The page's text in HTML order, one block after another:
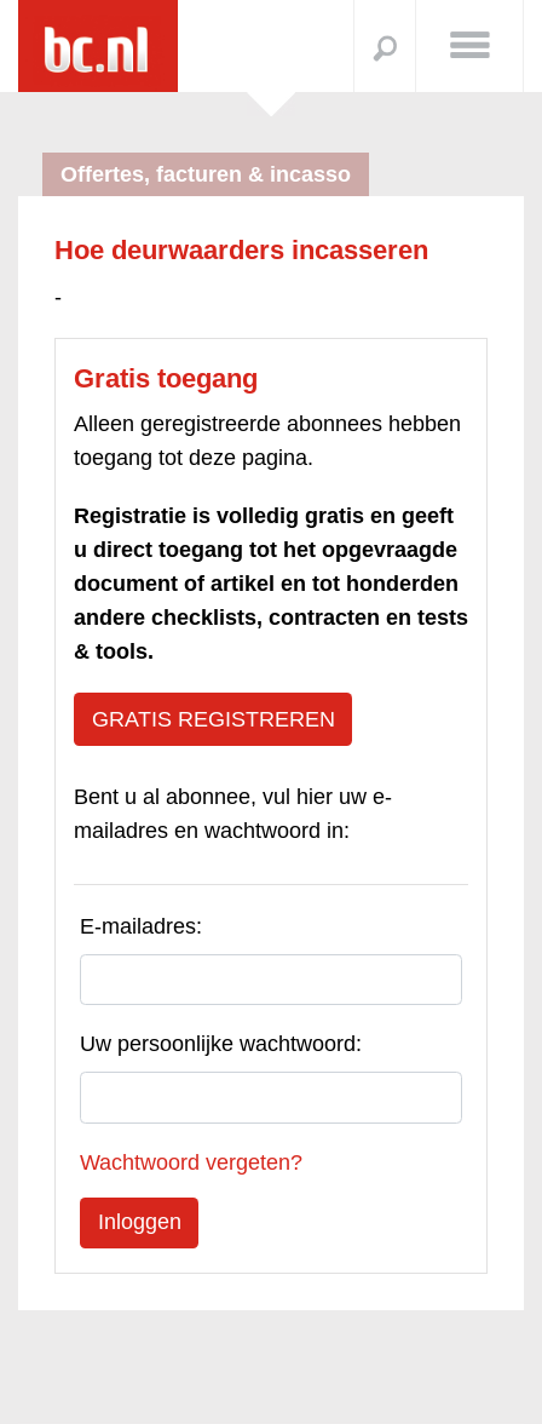
Offertes, facturen & incasso
Hoe deurwaarders incasseren
-
Gratis toegang
Alleen geregistreerde abonnees hebben
toegang tot deze pagina.
Registratie is volledig gratis en geeft
u direct toegang tot het opgevraagde
document of artikel en tot honderden
andere checklists, contracten en tests
& tools.
GRATIS REGISTREREN
Bent u al abonnee, vul hier uw e-
mailadres en wachtwoord in:
E-mailadres:
Uw persoonlijke wachtwoord:
Wachtwoord vergeten?